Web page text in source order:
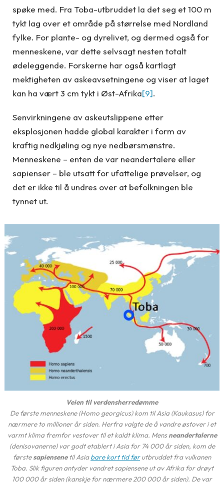
spøke med. Fra Toba-utbruddet la det seg et 100 m
tykt lag over et område på størrelse med Nordland
fylke. For plante- og dyrelivet, og dermed også for
menneskene, var dette selvsagt nesten totalt
ødeleggende. Forskerne har også kartlagt
mektigheten av askeavsetningene og viser at laget
kan ha vært 3 cm tykt i Øst-Afrika[9].
Senvirkningene av askeutslippene etter
eksplosjonen hadde global karakter i form av
kraftig nedkjøling og nye nedbørsmønstre.
Menneskene – enten de var neandertalere eller
sapienser – ble utsatt for ufattelige prøvelser, og
det er ikke til å undres over at befolkningen ble
tynnet ut.
Veien til verdensherredømme
De første menneskene (Homo georgicus) kom til Asia (Kaukasus) for
nærmere to millioner år siden. Herfra valgte de å vandre østover i et
varmt klima fremfor vestover til et kaldt klima. Mensneandertalerne
(denisovanerne) var godt etablert i Asia for 74 000 år siden, kom de
førstesapiensenetil Asiabare kort tid førutbruddet fra vulkanen
Toba. Slik figuren antyder vandret sapiensene ut av Afrika for drøyt
100 000 år siden (kanskje for nærmere 200 000 år siden). De var